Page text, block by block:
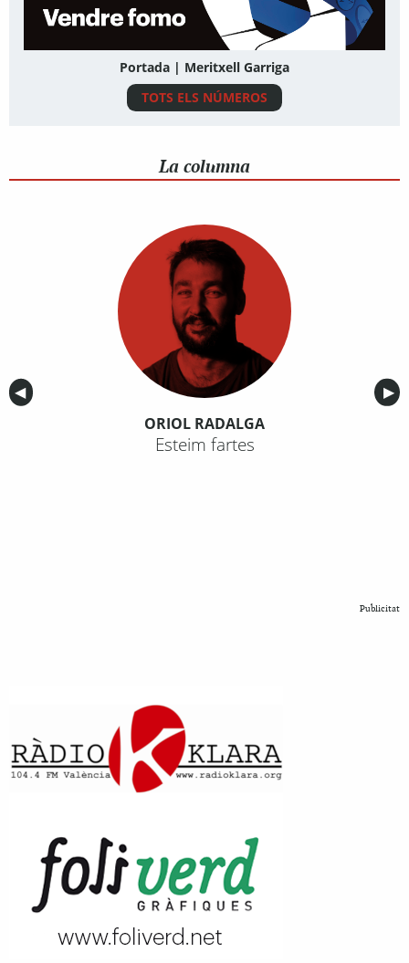
Portada | Meritxell Garriga
TOTS ELS NÚMEROS
La columna
Anterior
◀︎ ▶︎
ORIOL RADALGA
Esteim fartes
Publicitat